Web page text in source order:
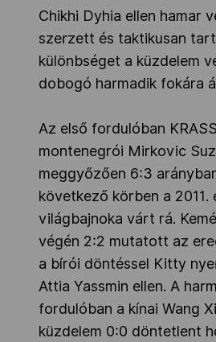
Chikhi Dyhia ellen hamar
szerzett és taktikusan
különbséget a küzdelem
dobogó harmadik fokára
Az első fordulóban
montenegrói Mirkovic
meggyőzően 6:3
következő körben a
világbajnoka várt rá.
végén 2:2 mutatott az
a bírói döntéssel Kitty
Attia Yassmin ellen. A
fordulóban a kínai Wang
küzdelem 0:0 döntetlent